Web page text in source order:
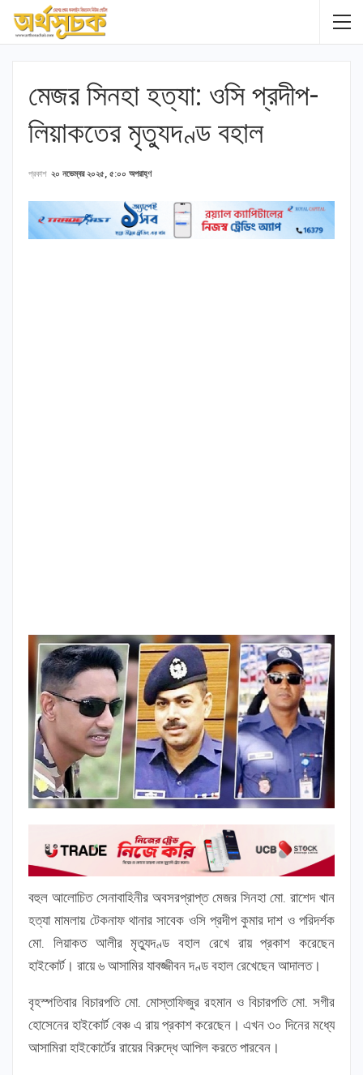
মেজর সিনহা হত্যা: ওসি প্রদীপ-
লিয়াকতের মৃত্যুদণ্ড বহাল
প্রকাশ ২০ নভেম্বর ২০২৫, ৫:০০ অপরাহ্ণ
বহুল আলোচিত সেনাবাহিনীর অবসরপ্রাপ্ত মেজর সিনহা মো. রাশেদ খান
হত্যা মামলায় টেকনাফ থানার সাবেক ওসি প্রদীপ কুমার দাশ ও পরিদর্শক
মো. লিয়াকত আলীর মৃত্যুদণ্ড বহাল রেখে রায় প্রকাশ করেছেন
হাইকোর্ট। রায়ে ৬ আসামির যাবজ্জীবন দণ্ড বহাল রেখেছেন আদালত।
বৃহস্পতিবার বিচারপতি মো. মোস্তাফিজুর রহমান ও বিচারপতি মো. সগীর
হোসেনের হাইকোর্ট বেঞ্চ এ রায় প্রকাশ করেছেন। এখন ৩০ দিনের মধ্যে
আসামিরা হাইকোর্টের রায়ের বিরুদ্ধে আপিল করতে পারবেন।